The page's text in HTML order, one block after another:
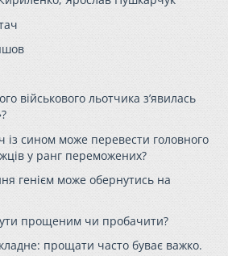
військового льотчика з’явилась
із сином може перевести головного
у ранг переможених?
генієм може обернутись на
прощеним чи пробачити?
прощати часто буває важко.